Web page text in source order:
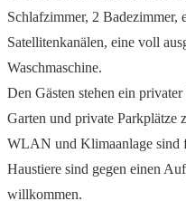
Schlafzimmer, 2
Satellitenkanälen, eine voll
Waschmaschine.
Den Gästen stehen ein
Garten und private Parkplätze
WLAN und Klimaanlage sind
Haustiere sind gegen einen
willkommen.